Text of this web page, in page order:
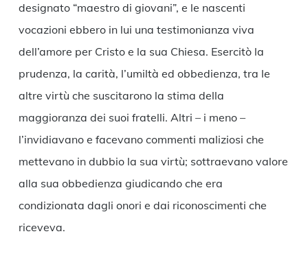
designato “maestro di giovani”, e le nascenti
vocazioni ebbero in lui una testimonianza viva
dell’amore per Cristo e la sua Chiesa. Esercitò la
prudenza, la carità, l’umiltà ed obbedienza, tra le
altre virtù che suscitarono la stima della
maggioranza dei suoi fratelli. Altri – i meno –
l’invidiavano e facevano commenti maliziosi che
mettevano in dubbio la sua virtù; sottraevano valore
alla sua obbedienza giudicando che era
condizionata dagli onori e dai riconoscimenti che
riceveva.